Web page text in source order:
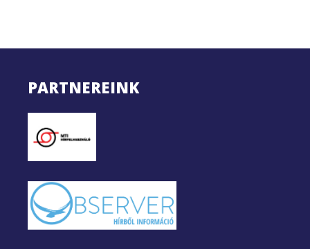
PARTNEREINK